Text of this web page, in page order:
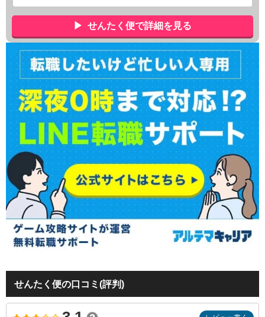
せんたく便で詳細を見る
せんたく便の口コミ(評判)